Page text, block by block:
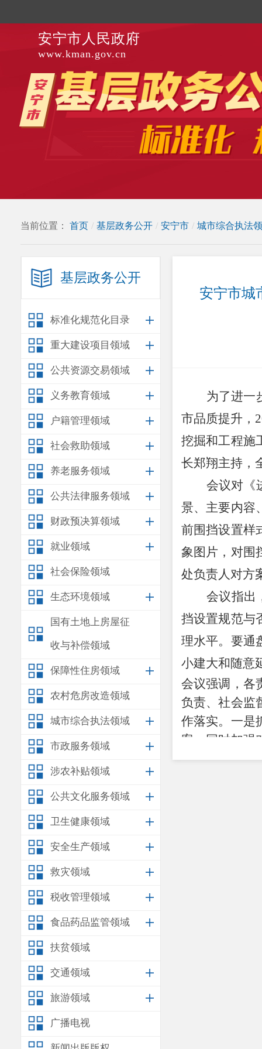
安宁市人民政府
www.kman.gov.cn
当前位置： 首页 / 基层政务公开 / 安宁市 / 城市综合执法
基层政务公开
标准化规范化目录
重大建设项目领域
公共资源交易领域
义务教育领域
户籍管理领域
社会救助领域
养老服务领域
公共法律服务领域
财政预决算领域
就业领域
社会保险领域
生态环境领域
国有土地上房屋征
收与补偿领域
保障性住房领域
农村危房改造领域
城市综合执法领域
市政服务领域
涉农补贴领域
公共文化服务领域
卫生健康领域
安全生产领域
救灾领域
税收管理领域
食品药品监管领域
扶贫领域
交通领域
旅游领域
广播电视
安宁市城
为了进一
市品质提升，
挖掘和工程施
长郑翔主持，
会议对《
景、主要内容
前围挡设置样
象图片，对围
处负责人对方
会议指出
挡设置规范与
理水平。要通
小建大和随意
会议强调，各
负责、社会监
作落实。一是
案，同时加强
业工程施工围